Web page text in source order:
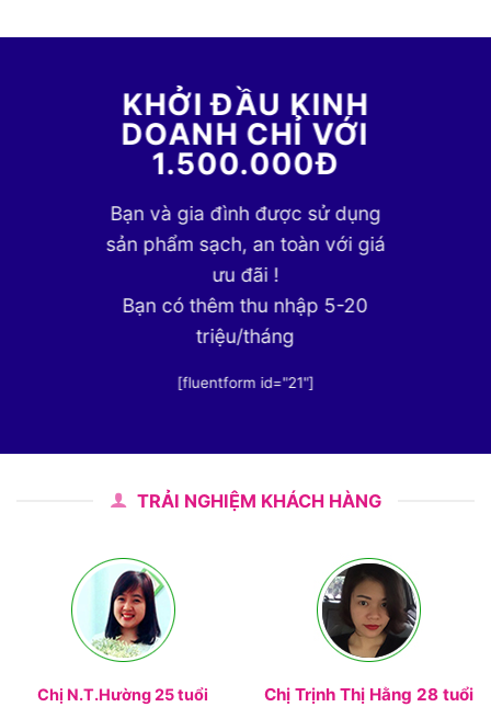
KHỞI ĐẦU KINH
DOANH CHỈ VỚI
1.500.000Đ
Bạn và gia đình được sử dụng
sản phẩm sạch, an toàn với giá
ưu đãi !
Bạn có thêm thu nhập 5-20
triệu/tháng
[fluentform id="21"]
TRẢI NGHIỆM KHÁCH HÀNG
Chị N.T.Hường 25 tuổi Chị Trịnh Thị Hằng 28 tuổi